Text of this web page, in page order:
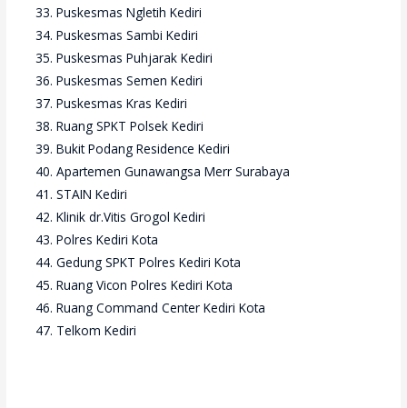
Puskesmas Ngletih Kediri
Puskesmas Sambi Kediri
Puskesmas Puhjarak Kediri
Puskesmas Semen Kediri
Puskesmas Kras Kediri
Ruang SPKT Polsek Kediri
Bukit Podang Residence Kediri
Apartemen Gunawangsa Merr Surabaya
STAIN Kediri
Klinik dr.Vitis Grogol Kediri
Polres Kediri Kota
Gedung SPKT Polres Kediri Kota
Ruang Vicon Polres Kediri Kota
Ruang Command Center Kediri Kota
Telkom Kediri